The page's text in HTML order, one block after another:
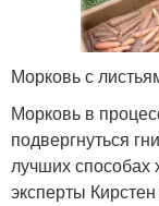
Морковь с
Морковь в
подвергнуться
лучших
эксперты